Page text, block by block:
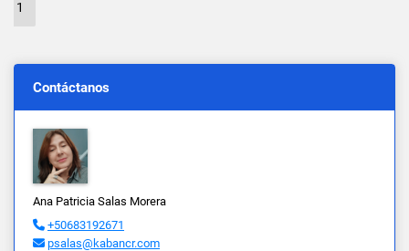
1
Contáctanos
Ana Patricia Salas Morera
+50683192671
psalas@kabancr.com